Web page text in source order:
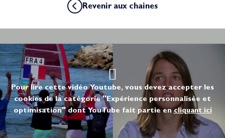
Revenir aux chaines
Pour lire cette vidéo Youtube, vous devez accepter les
cookies de la catégorie "Expérience personnalisée et
optimisation" dont YouTube fait partie encliquant ici